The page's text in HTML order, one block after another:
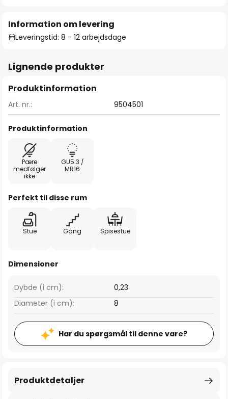
Information om levering
Leveringstid: 8 - 12 arbejdsdage
Lignende produkter
Produktinformation
Art. nr.: 9504501
Produktinformation
Pære
medfølger
ikke
GU5.3 /
MR16
Perfekt til disse rum
Stue Gang Spisestue
Dimensioner
Dybde (i cm):
0,23
Diameter (i cm):
8
Har du spørgsmål til denne vare?
Produktdetaljer